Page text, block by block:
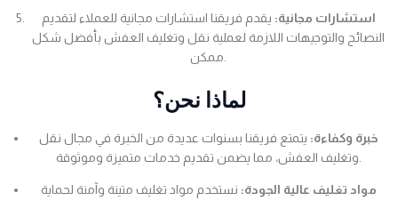
استشارات مجانية: يقدم فريقنا استشارات مجانية للعملاء لتقديم
النصائح والتوجيهات اللازمة لعملية نقل وتغليف العفش بأفضل شكل
ممكن.
لماذا نحن؟
خبرة وكفاءة: يتمتع فريقنا بسنوات عديدة من الخبرة في مجال نقل
وتغليف العفش، مما يضمن تقديم خدمات متميزة وموثوقة.
مواد تغليف عالية الجودة: نستخدم مواد تغليف متينة وآمنة لحماية